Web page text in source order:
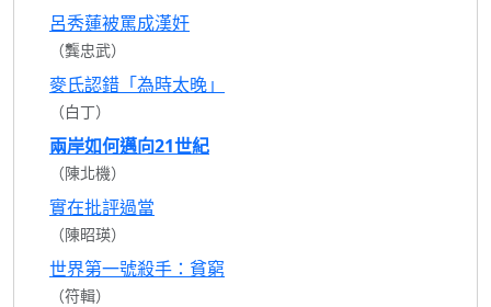
呂秀蓮被罵成漢奸
（龔忠武）
麥氏認錯「為時太晚」
（白丁）
兩岸如何邁向21世紀
（陳北機）
實在批評過當
（陳昭瑛）
世界第一號殺手：貧窮
（符輯）